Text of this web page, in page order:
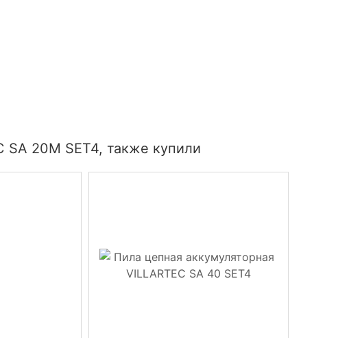
SA 20M SET4, также купили